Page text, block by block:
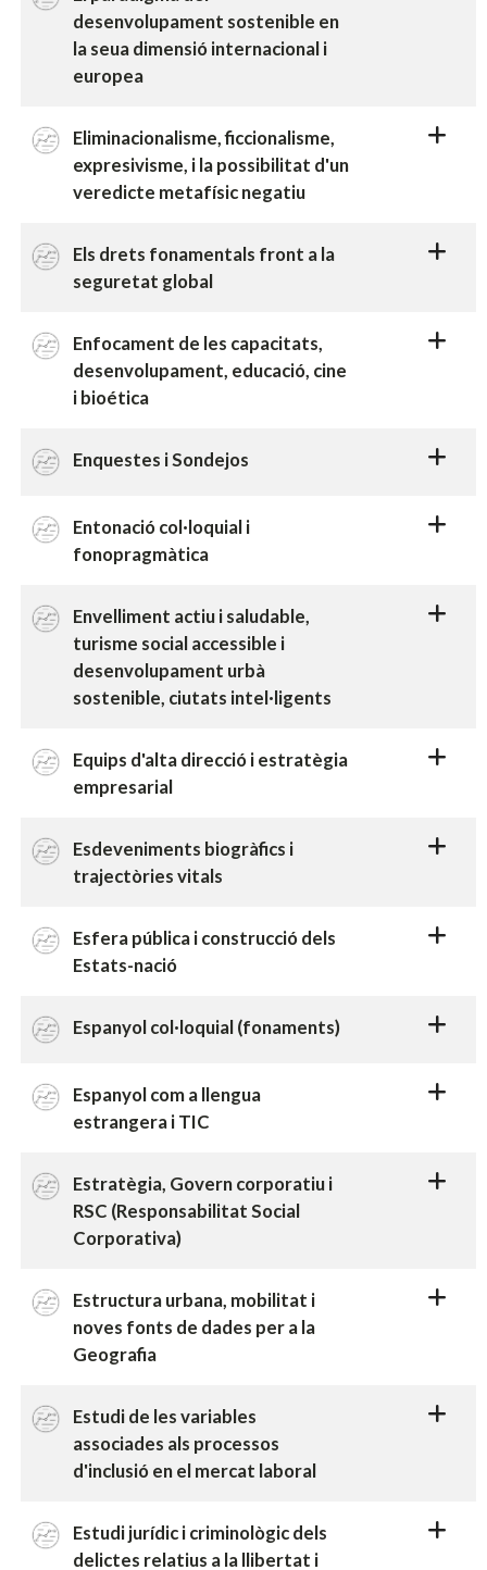
desenvolupament sostenible en
la seua dimensió internacional i
europea
Eliminacionalisme, ficcionalisme,
expresivisme, i la possibilitat d'un
veredicte metafísic negatiu
Els drets fonamentals front a la
seguretat global
Enfocament de les capacitats,
desenvolupament, educació, cine
i bioética
Enquestes i Sondejos
Entonació col·loquial i
fonopragmàtica
Envelliment actiu i saludable,
turisme social accessible i
desenvolupament urbà
sostenible, ciutats intel·ligents
Equips d'alta direcció i estratègia
empresarial
Esdeveniments biogràfics i
trajectòries vitals
Esfera pública i construcció dels
Estats-nació
Espanyol col·loquial (fonaments)
Espanyol com a llengua
estrangera i TIC
Estratègia, Govern corporatiu i
RSC (Responsabilitat Social
Corporativa)
Estructura urbana, mobilitat i
noves fonts de dades per a la
Geografia
Estudi de les variables
associades als processos
d'inclusió en el mercat laboral
Estudi jurídic i criminològic dels
delictes relatius a la llibertat i